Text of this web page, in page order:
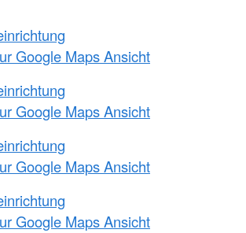
Google Maps Ansicht
Google Maps Ansicht
Google Maps Ansicht
Google Maps Ansicht